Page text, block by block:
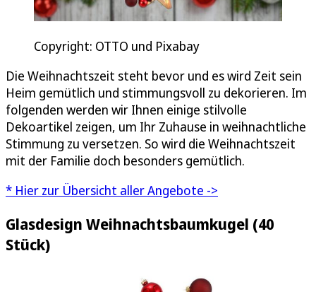
Copyright: OTTO und Pixabay
Die Weihnachtszeit steht bevor und es wird Zeit sein
Heim gemütlich und stimmungsvoll zu dekorieren. Im
folgenden werden wir Ihnen einige stilvolle
Dekoartikel zeigen, um Ihr Zuhause in weihnachtliche
Stimmung zu versetzen. So wird die Weihnachtszeit
mit der Familie doch besonders gemütlich.
* Hier zur Übersicht aller Angebote ->
Glasdesign Weihnachtsbaumkugel (40
Stück)